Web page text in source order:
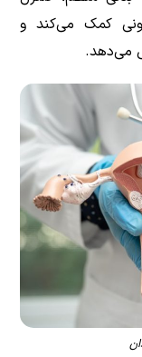
کمک می‌کند و
می‌دهد.